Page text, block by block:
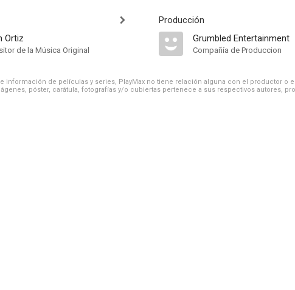
Ortiz
de la Música Original
Producción
Grumbled Entertainment
Compañía de Produccion
información de películas y series, PlayMax no tiene relación alguna con el productor o
póster, carátula, fotografías y/o cubiertas pertenece a sus respectivos autores,